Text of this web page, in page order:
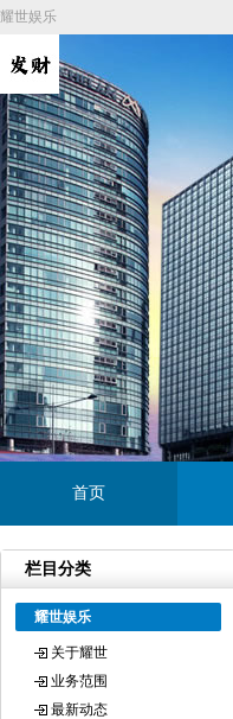
耀世娱乐
首页
栏目分类
耀世娱乐
关于耀世
业务范围
最新动态